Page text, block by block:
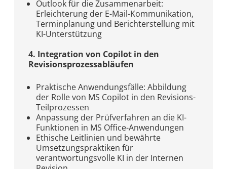
Outlook für die Zusammenarbeit:
Erleichterung der E-Mail-Kommunikation,
Terminplanung und Berichterstellung mit
KI-Unterstützung
4. Integration von Copilot in den
Revisionsprozessabläufen
Praktische Anwendungsfälle: Abbildung
der Rolle von MS Copilot in den Revisions-
Teilprozessen
Anpassung der Prüfverfahren an die KI-
Funktionen in MS Office-Anwendungen
Ethische Leitlinien und bewährte
Umsetzungspraktiken für
verantwortungsvolle KI in der Internen